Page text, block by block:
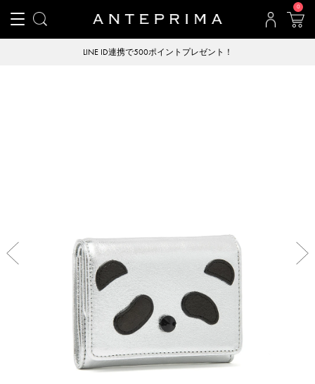
0
LINE ID連携で500ポイントプレゼント！